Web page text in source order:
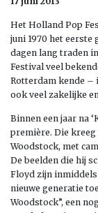
Het Holland Pop
juni 1970 het
dagen lang traden
Festival veel
Rotterdam kende –
ook veel zakelijke
Binnen een jaar na
première. Die
Woodstock, met
De beelden die hij
Floyd zijn
nieuwe generatie
Woodstock”, een